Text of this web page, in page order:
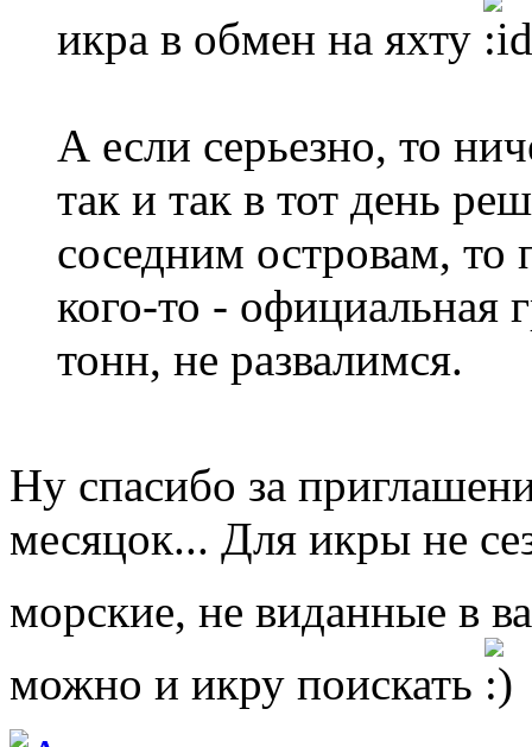
икра в обмен на яхту
А если серьезно, то
так и так в тот день
соседним островам, то
кого-то - официальная
тонн, не развалимся.
Ну спасибо за
месяцок... Для икры не
морские, не виданные в
можно и икру поискать